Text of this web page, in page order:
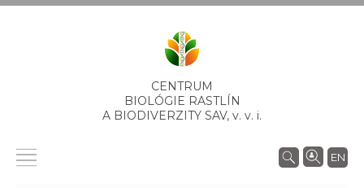
CENTRUM
BIOLÓGIE RASTLÍN
A BIODIVERZITY SAV, v. v. i.
EN